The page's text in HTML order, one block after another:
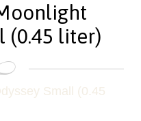
(0.45 liter)